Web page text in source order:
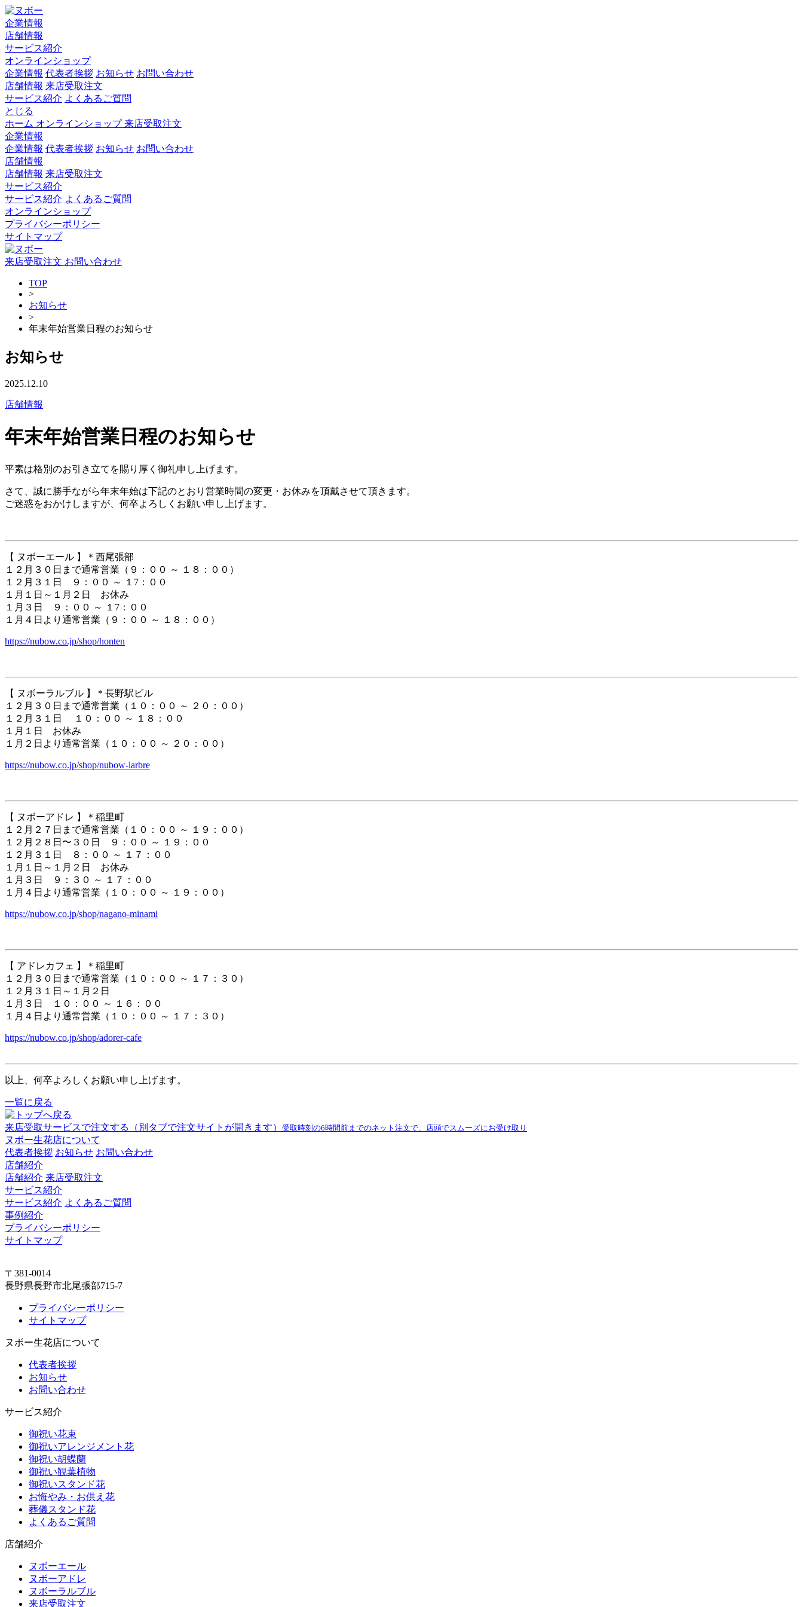
企業情報
店舗情報
サービス紹介
オンラインショップ
企業情報 代表者挨拶 お知らせ お問い合わせ
店舗情報 来店受取注文
サービス紹介 よくあるご質問
とじる
ホーム オンラインショップ来店受取注文
企業情報
企業情報 代表者挨拶 お知らせ お問い合わせ
店舗情報
店舗情報 来店受取注文
サービス紹介
サービス紹介 よくあるご質問
オンラインショップ
プライバシーポリシー
サイトマップ
来店受取注文 お問い合わせ
TOP
>
お知らせ
>
年末年始営業日程のお知らせ
お知らせ
2025.12.10
店舗情報
年末年始営業日程のお知らせ
平素は格別のお引き立てを賜り厚く御礼申し上げます。
さて、誠に勝手ながら年末年始は下記のとおり営業時間の変更・お休みを頂戴させて頂きます。
ご迷惑をおかけしますが、何卒よろしくお願い申し上げます。
【 ヌボーエール 】＊西尾張部
１２月３０日まで通常営業（９：００ ～ １８：００）
１２月３１日 ９：００ ～ １7：００
１月１日～１月２日 お休み
１月３日 ９：００ ～ １7：００
１月４日より通常営業（９：００ ～ １８：００）
https://nubow.co.jp/shop/honten
【 ヌボーラルブル 】＊長野駅ビル
１２月３０日まで通常営業（１０：００ ～ ２０：００）
１２月３１日 １０：００ ～ １８：００
１月１日 お休み
１月２日より通常営業（１０：００ ～ ２０：００）
https://nubow.co.jp/shop/nubow-larbre
【 ヌボーアドレ 】＊稲里町
１２月２７日まで通常営業（１０：００ ～ １９：００）
１２月２８日〜３０日 ９：００ ～ １９：００
１２月３１日 ８：００ ～ １７：００
１月１日～１月２日 お休み
１月３日 ９：３０ ～ １７：００
１月４日より通常営業（１０：００ ～ １９：００）
https://nubow.co.jp/shop/nagano-minami
【 アドレカフェ 】＊稲里町
１２月３０日まで通常営業（１０：００ ～ １７：３０）
１２月３１日～１月２日
１月３日 １０：００ ～ １６：００
１月４日より通常営業（１０：００ ～ １７：３０）
https://nubow.co.jp/shop/adorer-cafe
以上、何卒よろしくお願い申し上げます。
一覧に戻る
来店受取サービスで注文する （別タブで注文サイトが開きます） 受取時刻の6時間前までのネット注文で、店頭でスムーズにお受け取り
ヌボー生花店について
代表者挨拶 お知らせ お問い合わせ
店舗紹介
店舗紹介 来店受取注文
サービス紹介
サービス紹介 よくあるご質問
事例紹介
プライバシーポリシー
サイトマップ
〒381-0014
長野県長野市北尾張部715-7
プライバシーポリシー
サイトマップ
ヌボー生花店について
代表者挨拶
お知らせ
お問い合わせ
サービス紹介
御祝い花束
御祝いアレンジメント花
御祝い胡蝶蘭
御祝い観葉植物
御祝いスタンド花
お悔やみ・お供え花
葬儀スタンド花
よくあるご質問
店舗紹介
ヌボーエール
ヌボーアドレ
ヌボーラルブル
来店受取注文